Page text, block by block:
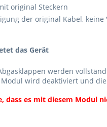
original Steckern
der original Kabel,
das Gerät
werden
wird deaktiviert und
dass es mit diesem Modul